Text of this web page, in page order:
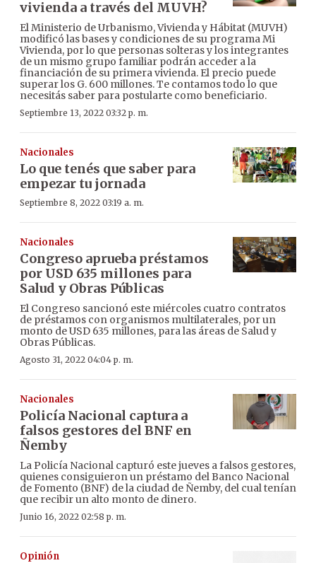
vivienda a través del MUVH?
El Ministerio de Urbanismo, Vivienda y Hábitat (MUVH)
modificó las bases y condiciones de su programa Mi
Vivienda, por lo que personas solteras y los integrantes
de un mismo grupo familiar podrán acceder a la
financiación de su primera vivienda. El precio puede
superar los G. 600 millones. Te contamos todo lo que
necesitás saber para postularte como beneficiario.
Septiembre 13, 2022 03:32 p. m.
Nacionales
Lo que tenés que saber para
empezar tu jornada
Septiembre 8, 2022 03:19 a. m.
Nacionales
Congreso aprueba préstamos
por USD 635 millones para
Salud y Obras Públicas
El Congreso sancionó este miércoles cuatro contratos
de préstamos con organismos multilaterales, por un
monto de USD 635 millones, para las áreas de Salud y
Obras Públicas.
Agosto 31, 2022 04:04 p. m.
Nacionales
Policía Nacional captura a
falsos gestores del BNF en
Ñemby
La Policía Nacional capturó este jueves a falsos gestores,
quienes consiguieron un préstamo del Banco Nacional
de Fomento (BNF) de la ciudad de Ñemby, del cual tenían
que recibir un alto monto de dinero.
Junio 16, 2022 02:58 p. m.
Opinión